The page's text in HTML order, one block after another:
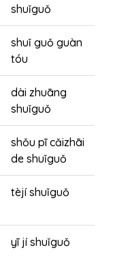
shuǐguǒ
shuǐ guǒ guàn
tóu
dài zhuāng
shuǐguǒ
shǒu pī cǎizhāi
de shuǐguǒ
tèjí shuǐguǒ
yī jí shuǐguǒ